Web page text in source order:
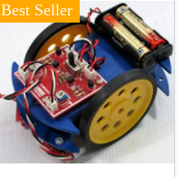
Best Seller